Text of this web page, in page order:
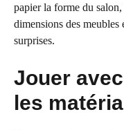
papier la forme du
dimensions des meubles
surprises.
Jouer
les